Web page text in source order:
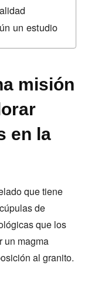
un estudio
misión
en la
que tiene
de
que los
un magma
al granito.